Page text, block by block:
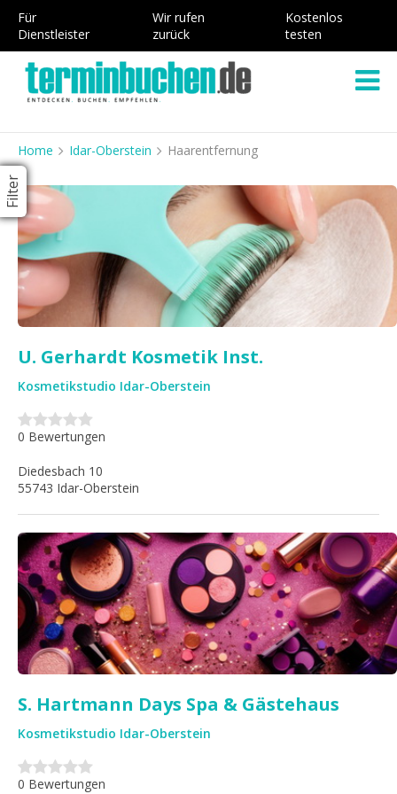
Für
Dienstleister
Wir rufen
zurück
Kostenlos
testen
Home Idar-Oberstein Haarentfernung
Filter
U. Gerhardt Kosmetik Inst.
Kosmetikstudio Idar-Oberstein
Diedesbach 10
55743 Idar-Oberstein
0 Bewertungen
S. Hartmann Days Spa & Gästehaus
Kosmetikstudio Idar-Oberstein
0 Bewertungen